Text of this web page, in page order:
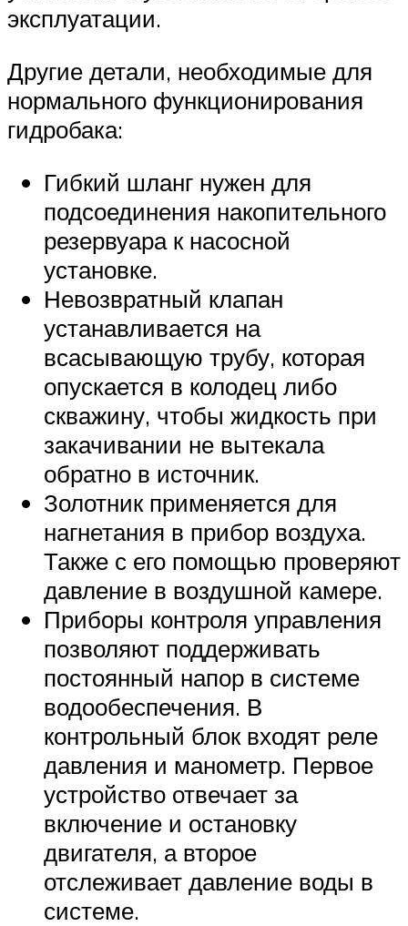
эксплуатации.
Другие детали, необходимые для
нормального функционирования
гидробака:
Гибкий шланг нужен для
подсоединения накопительного
резервуара к насосной
установке.
Невозвратный клапан
устанавливается на
всасывающую трубу, которая
опускается в колодец либо
скважину, чтобы жидкость при
закачивании не вытекала
обратно в источник.
Золотник применяется для
нагнетания в прибор воздуха.
Также с его помощью проверяют
давление в воздушной камере.
Приборы контроля управления
позволяют поддерживать
постоянный напор в системе
водообеспечения. В
контрольный блок входят реле
давления и манометр. Первое
устройство отвечает за
включение и остановку
двигателя, а второе
отслеживает давление воды в
системе.